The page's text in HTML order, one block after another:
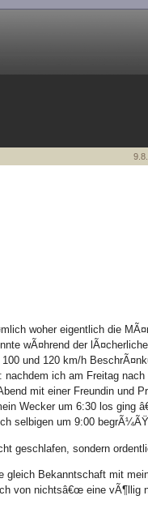
woher eigentlich die
wÃ¤hrend der
und 120 km/h
ich am Freitag
mit einer Freundin und
Wecker um 6:30 los ging
selbigen um 9:00
geschlafen, sondern
Bekanntschaft mit
von nichtsâ€œ eine vÃ¶llig